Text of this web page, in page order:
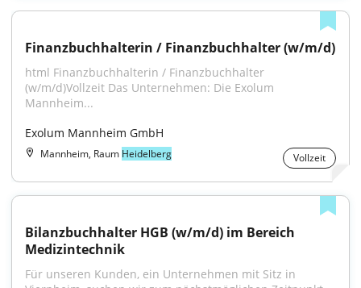
Finanzbuchhalterin / Finanzbuchhalter (w/m/d)
html Finanzbuchhalterin / Finanzbuchhalter
(w/m/d)Vollzeit Das Unternehmen: Die Exolum
Mannheim...
Exolum Mannheim GmbH
Mannheim, Raum Heidelberg Vollzeit
Bilanzbuchhalter HGB (w/m/d) im Bereich
Medizintechnik
Für unseren Kunden, ein Unternehmen mit Sitz in